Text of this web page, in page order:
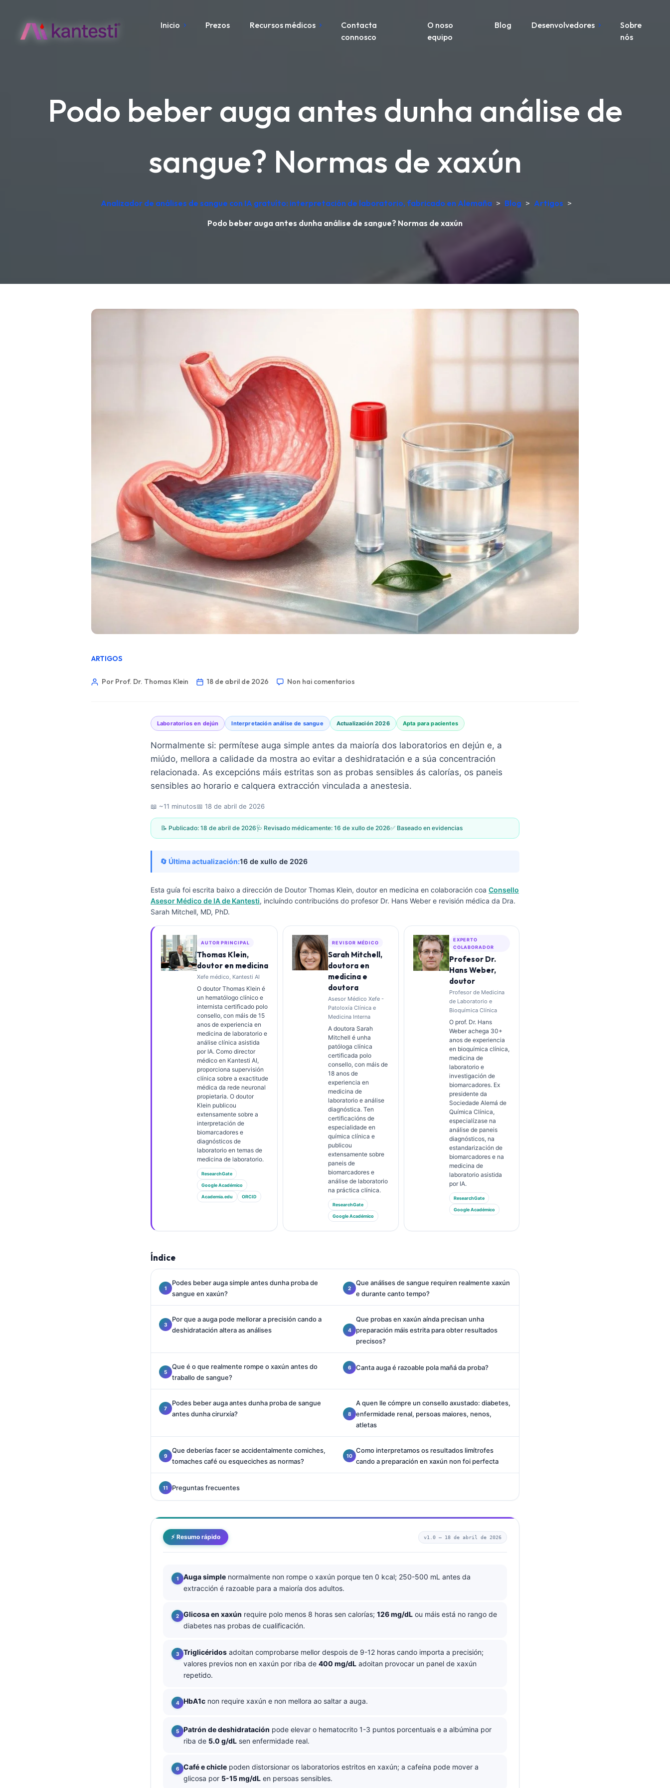
Inicio Prezos Recursos médicos
Contacta
connosco
O noso
equipo
Blog Desenvolvedores
Sobre
nós
Podo beber auga antes dunha análise de
sangue? Normas de xaxún
Analizador de análises de sangue con IA gratuíto: interpretación de laboratorio, fabricado en Alemaña > Blog > Artigos >
Podo beber auga antes dunha análise de sangue? Normas de xaxún
ARTIGOS
Por Prof. Dr. Thomas Klein 18 de abril de 2026 Non hai comentarios
Laboratorios en dejún Interpretación análise de sangue Actualización 2026 Apta para pacientes
Normalmente si: permítese auga simple antes da maioría dos laboratorios en dejún e, a
miúdo, mellora a calidade da mostra ao evitar a deshidratación e a súa concentración
relacionada. As excepcións máis estritas son as probas sensibles ás calorías, os paneis
sensibles ao horario e calquera extracción vinculada a anestesia.
📖 ~11 minutos📅 18 de abril de 2026
📝 Publicado: 18 de abril de 2026🩺 Revisado médicamente: 16 de xullo de 2026✅ Baseado en evidencias
🔄 Última actualización:16 de xullo de 2026
Esta guía foi escrita baixo a dirección de Doutor Thomas Klein, doutor en medicina en colaboración coa Consello
Asesor Médico de IA de Kantesti, incluíndo contribucións do profesor Dr. Hans Weber e revisión médica da Dra.
Sarah Mitchell, MD, PhD.
AUTOR PRINCIPAL
Thomas Klein,
doutor en medicina
Xefe médico, Kantesti AI
O doutor Thomas Klein é
un hematólogo clínico e
internista certificado polo
consello, con máis de 15
anos de experiencia en
medicina de laboratorio e
análise clínica asistida
por IA. Como director
médico en Kantesti AI,
proporciona supervisión
clínica sobre a exactitude
médica da rede neuronal
propietaria. O doutor
Klein publicou
extensamente sobre a
interpretación de
biomarcadores e
diagnósticos de
laboratorio en temas de
medicina de laboratorio.
ResearchGate
Google Académico
Academia.edu ORCID
REVISOR MÉDICO
Sarah Mitchell,
doutora en
medicina e
doutora
Asesor Médico Xefe -
Patoloxía Clínica e
Medicina Interna
A doutora Sarah
Mitchell é unha
patóloga clínica
certificada polo
consello, con máis de
18 anos de
experiencia en
medicina de
laboratorio e análise
diagnóstica. Ten
certificacións de
especialidade en
química clínica e
publicou
extensamente sobre
paneis de
biomarcadores e
análise de laboratorio
na práctica clínica.
ResearchGate
Google Académico
EXPERTO
COLABORADOR
Profesor Dr.
Hans Weber,
doutor
Profesor de Medicina
de Laboratorio e
Bioquímica Clínica
O prof. Dr. Hans
Weber achega 30+
anos de experiencia
en bioquímica clínica,
medicina de
laboratorio e
investigación de
biomarcadores. Ex
presidente da
Sociedade Alemá de
Química Clínica,
especialízase na
análise de paneis
diagnósticos, na
estandarización de
biomarcadores e na
medicina de
laboratorio asistida
por IA.
ResearchGate
Google Académico
Índice
Podes beber auga simple antes dunha proba de
sangue en xaxún?
Que análises de sangue requiren realmente xaxún
e durante canto tempo?
Por que a auga pode mellorar a precisión cando a
deshidratación altera as análises
Que probas en xaxún aínda precisan unha
preparación máis estrita para obter resultados
precisos?
Que é o que realmente rompe o xaxún antes do
traballo de sangue?
Canta auga é razoable pola mañá da proba?
Podes beber auga antes dunha proba de sangue
antes dunha cirurxía?
A quen lle cómpre un consello axustado: diabetes,
enfermidade renal, persoas maiores, nenos,
atletas
Que deberías facer se accidentalmente comiches,
tomaches café ou esqueciches as normas?
Como interpretamos os resultados limítrofes
cando a preparación en xaxún non foi perfecta
Preguntas frecuentes
⚡ Resumo rápido v1.0 — 18 de abril de 2026
Auga simple normalmente non rompe o xaxún porque ten 0 kcal; 250-500 mL antes da
extracción é razoable para a maioría dos adultos.
Glicosa en xaxún require polo menos 8 horas sen calorías; 126 mg/dL ou máis está no rango de
diabetes nas probas de cualificación.
Triglicéridos adoitan comprobarse mellor despois de 9-12 horas cando importa a precisión;
valores previos non en xaxún por riba de 400 mg/dL adoitan provocar un panel de xaxún
repetido.
HbA1c non require xaxún e non mellora ao saltar a auga.
Patrón de deshidratación pode elevar o hematocrito 1-3 puntos porcentuais e a albúmina por
riba de 5.0 g/dL sen enfermidade real.
Café e chicle poden distorsionar os laboratorios estritos en xaxún; a cafeína pode mover a
glicosa por 5-15 mg/dL en persoas sensibles.